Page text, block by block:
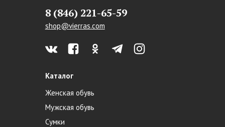
8 (846) 221-65-59
shop@vierras.com
Каталог
Женская обувь
Мужская обувь
Сумки